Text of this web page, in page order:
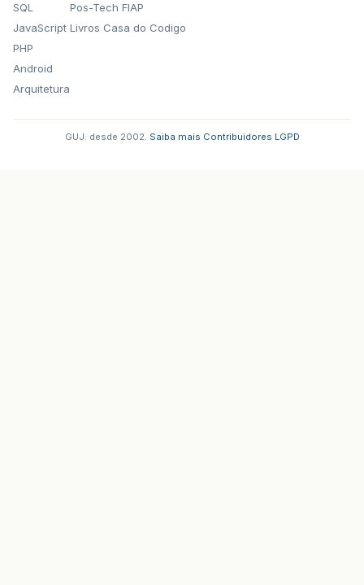
SQL
JavaScript
PHP
Android
Arquitetura
Pos-Tech FIAP
Livros Casa do Codigo
GUJ: desde 2002. Saiba mais Contribuidores LGPD